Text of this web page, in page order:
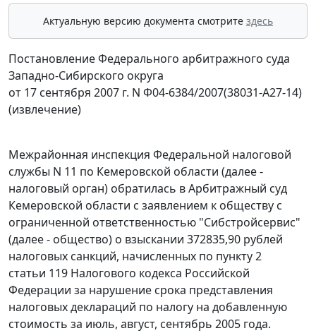
Актуальную версию документа смотрите здесь
Постановление Федерального арбитражного суда
Западно-Сибирского округа
от 17 сентября 2007 г. N Ф04-6384/2007(38031-А27-14)
(извлечение)
Межрайонная инспекция Федеральной налоговой
службы N 11 по Кемеровской области (далее -
налоговый орган) обратилась в Арбитражный суд
Кемеровской области с заявлением к обществу с
ограниченной ответственностью "Сибстройсервис"
(далее - общество) о взыскании 372835,90 рублей
налоговых санкций, начисленных по пункту 2
статьи 119 Налогового кодекса Российской
Федерации за нарушение срока представления
налоговых деклараций по налогу на добавленную
стоимость за июль, август, сентябрь 2005 года.